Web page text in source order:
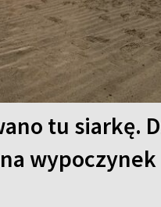
tu siarkę.
wypoczynek